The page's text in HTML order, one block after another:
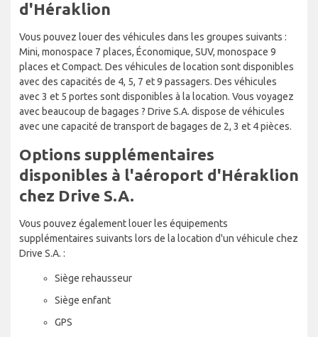
d'Héraklion
Vous pouvez louer des véhicules dans les groupes suivants :
Mini, monospace 7 places, Économique, SUV, monospace 9
places et Compact. Des véhicules de location sont disponibles
avec des capacités de 4, 5, 7 et 9 passagers. Des véhicules
avec 3 et 5 portes sont disponibles à la location. Vous voyagez
avec beaucoup de bagages ? Drive S.A. dispose de véhicules
avec une capacité de transport de bagages de 2, 3 et 4 pièces.
Options supplémentaires
disponibles à l'aéroport d'Héraklion
chez Drive S.A.
Vous pouvez également louer les équipements
supplémentaires suivants lors de la location d'un véhicule chez
Drive S.A. :
Siège rehausseur
Siège enfant
GPS